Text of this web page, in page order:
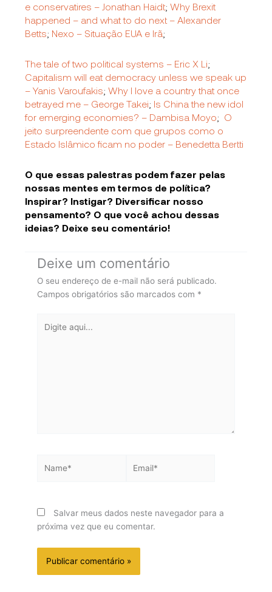
e conservatires – Jonathan Haidt; Why Brexit
happened – and what to do next – Alexander
Betts; Nexo – Situação EUA e Irã;
The tale of two political systems – Eric X Li;
Capitalism will eat democracy unless we speak up
– Yanis Varoufakis;Why I love a country that once
betrayed me – George Takei; Is China the new idol
for emerging economies? – Dambisa Moyo; O
jeito surpreendente com que grupos como o
Estado Islâmico ficam no poder – Benedetta Bertti
O que essas palestras podem fazer pelas
nossas mentes em termos de política?
Inspirar? Instigar? Diversificar nosso
pensamento? O que você achou dessas
ideias? Deixe seu comentário!
Deixe um comentário
O seu endereço de e-mail não será publicado.
Campos obrigatórios são marcados com *
aqui...
Salvar meus dados neste navegador para a
próxima vez que eu comentar.